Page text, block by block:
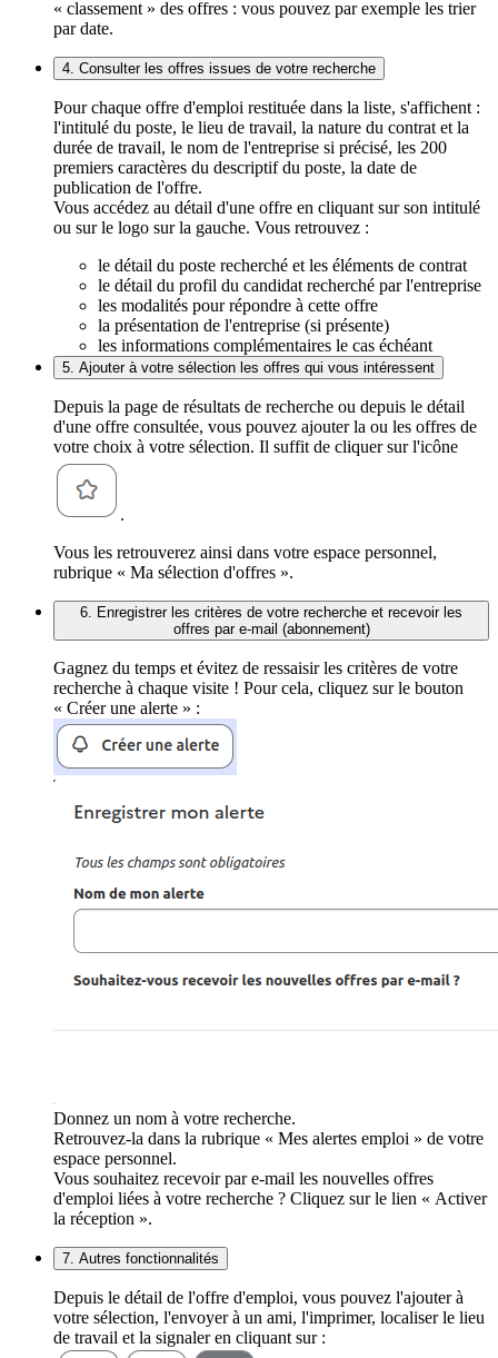
« classement » des offres : vous pouvez par exemple les trier
par date.
4. Consulter les offres issues de votre recherche
Pour chaque offre d'emploi restituée dans la liste, s'affichent :
l'intitulé du poste, le lieu de travail, la nature du contrat et la
durée de travail, le nom de l'entreprise si précisé, les 200
premiers caractères du descriptif du poste, la date de
publication de l'offre.
Vous accédez au détail d'une offre en cliquant sur son intitulé
ou sur le logo sur la gauche. Vous retrouvez :
le détail du poste recherché et les éléments de contrat
le détail du profil du candidat recherché par l'entreprise
les modalités pour répondre à cette offre
la présentation de l'entreprise (si présente)
les informations complémentaires le cas échéant
5. Ajouter à votre sélection les offres qui vous intéressent
Depuis la page de résultats de recherche ou depuis le détail
d'une offre consultée, vous pouvez ajouter la ou les offres de
votre choix à votre sélection. Il suffit de cliquer sur l'icône
.
Vous les retrouverez ainsi dans votre espace personnel,
rubrique « Ma sélection d'offres ».
6. Enregistrer les critères de votre recherche et recevoir les
offres par e-mail (abonnement)
Gagnez du temps et évitez de ressaisir les critères de votre
recherche à chaque visite ! Pour cela, cliquez sur le bouton
« Créer une alerte » :
Donnez un nom à votre recherche.
Retrouvez-la dans la rubrique « Mes alertes emploi » de votre
espace personnel.
Vous souhaitez recevoir par e-mail les nouvelles offres
d'emploi liées à votre recherche ? Cliquez sur le lien « Activer
la réception ».
7. Autres fonctionnalités
Depuis le détail de l'offre d'emploi, vous pouvez l'ajouter à
votre sélection, l'envoyer à un ami, l'imprimer, localiser le lieu
de travail et la signaler en cliquant sur :